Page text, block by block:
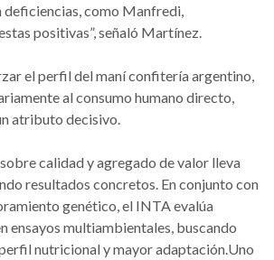
deficiencias, como Manfredi,
positivas”, señaló Martínez.
el perfil del maní confitería argentino,
al consumo humano directo,
atributo decisivo.
calidad y agregado de valor lleva
resultados concretos. En conjunto con
genético, el INTA evalúa
ensayos multiambientales, buscando
nutricional y mayor adaptación.Uno